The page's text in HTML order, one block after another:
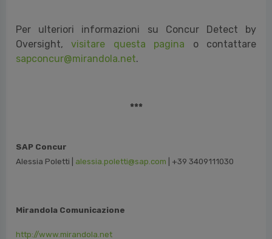
Per ulteriori informazioni su Concur Detect by
Oversight,visitare questa pagina o contattare
sapconcur@mirandola.net.
***
SAP Concur
Alessia Poletti | alessia.poletti@sap.com | +39 3409111030
Mirandola Comunicazione
http://www.mirandola.net